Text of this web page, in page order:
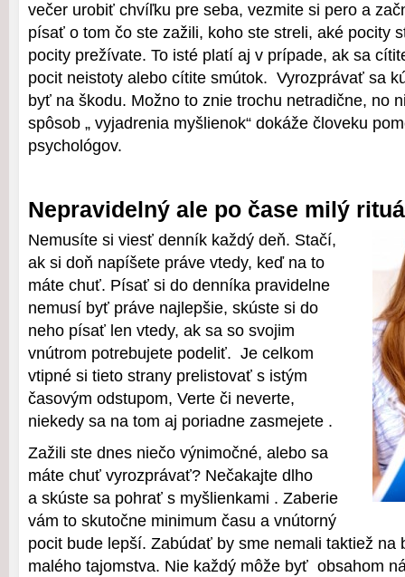
večer urobiť chvíľku pre seba, vezmite si pero a
písať o tom čo ste zažili, koho ste streli, aké pocity
pocity prežívate. To isté platí aj v prípade, ak sa
pocit neistoty alebo cítite smútok. Vyrozprávať sa
byť na škodu. Možno to znie trochu netradične, no
spôsob „ vyjadrenia myšlienok“ dokáže človeku
psychológov.
Nepravidelný ale po čase milý
Nemusíte si viesť denník každý deň. Stačí,
ak si doň napíšete práve vtedy, keď na to
máte chuť. Písať si do denníka pravidelne
nemusí byť práve najlepšie, skúste si do
neho písať len vtedy, ak sa so svojim
vnútrom potrebujete podeliť. Je celkom
vtipné si tieto strany prelistovať s istým
časovým odstupom, Verte či neverte,
niekedy sa na tom aj poriadne zasmejete .
Zažili ste dnes niečo výnimočné, alebo sa
máte chuť vyrozprávať? Nečakajte dlho
a skúste sa pohrať s myšlienkami . Zaberie
vám to skutočne minimum času a vnútorný
pocit bude lepší. Zabúdať by sme nemali taktiež na
malého tajomstva. Nie každý môže byť obsahom